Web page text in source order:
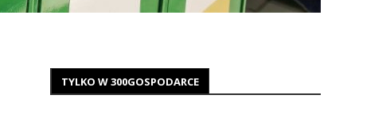
TYLKO W 300GOSPODARCE